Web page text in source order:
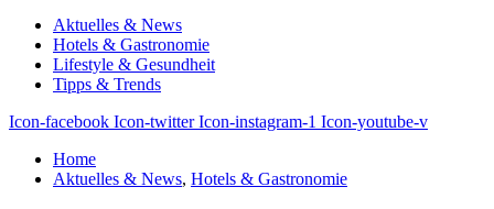
Aktuelles & News
Hotels & Gastronomie
Lifestyle & Gesundheit
Tipps & Trends
Icon-facebook Icon-twitter Icon-instagram-1 Icon-youtube-v
Home
Aktuelles & News, Hotels & Gastronomie